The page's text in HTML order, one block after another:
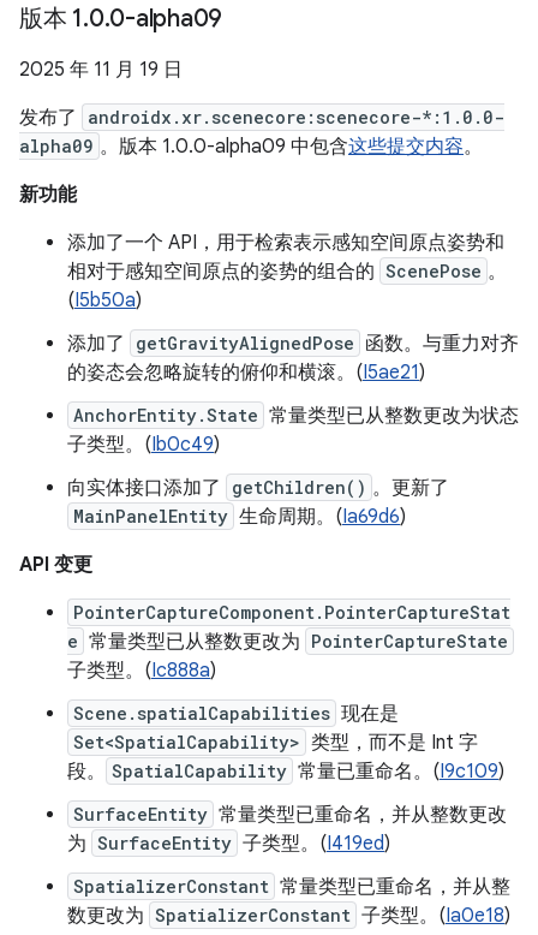
版本 1.0.0-alpha09
2025 年 11 月 19 日
发布了
androidx.xr.scenecore:scenecore-*:1.0.0-
alpha09 。版本 1.0.0-alpha09 中包含这些提交内容。
新功能
添加了一个 API，用于检索表示感知空间原点姿势和
相对于感知空间原点的姿势的组合的 ScenePose 。
(I5b50a)
添加了
getGravityAlignedPose 函数。与重力对齐
的姿态会忽略旋转的俯仰和横滚。(I5ae21)
AnchorEntity.State 常量类型已从整数更改为状态
子类型。(Ib0c49)
向实体接口添加了
getChildren() 。更新了
MainPanelEntity 生命周期。(Ia69d6)
API 变更
PointerCaptureComponent.PointerCaptureStat
e 常量类型已从整数更改为 PointerCaptureState
子类型。(Ic888a)
Scene.spatialCapabilities 现在是
Set<SpatialCapability> 类型，而不是 Int 字
段。
SpatialCapability 常量已重命名。(I9c109)
SurfaceEntity 常量类型已重命名，并从整数更改
为 SurfaceEntity 子类型。(I419ed)
SpatializerConstant 常量类型已重命名，并从整
数更改为 SpatializerConstant 子类型。(Ia0e18)